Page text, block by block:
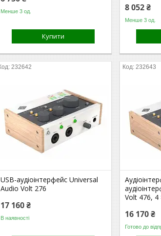
Менше 3 од.
Купити
8 052 ₴
Менше 3 од.
232642
USB-аудіоінтерфейс Universal
Audio Volt 276
17 160 ₴
В наявності
232643
Volt 476, 4
16 170 ₴
Готово до